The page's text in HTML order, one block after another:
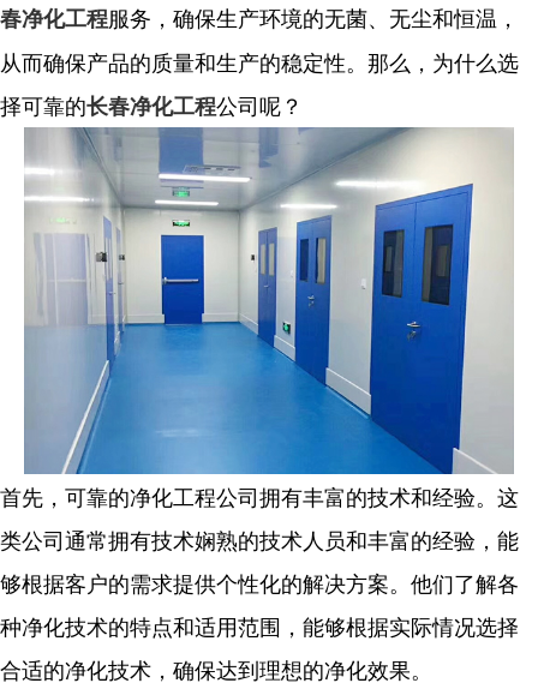
春净化工程服务，确保生产环境的无菌、无尘和恒温，
从而确保产品的质量和生产的稳定性。那么，为什么选
择可靠的长春净化工程公司呢？
首先，可靠的净化工程公司拥有丰富的技术和经验。这
类公司通常拥有技术娴熟的技术人员和丰富的经验，能
够根据客户的需求提供个性化的解决方案。他们了解各
种净化技术的特点和适用范围，能够根据实际情况选择
合适的净化技术，确保达到理想的净化效果。